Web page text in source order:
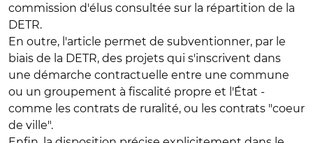
commission d'élus consultée sur la répartition de la
DETR.
En outre, l'article permet de subventionner, par le
biais de la DETR, des projets qui s'inscrivent dans
une démarche contractuelle entre une commune
ou un groupement à fiscalité propre et l'État -
comme les contrats de ruralité, ou les contrats "coeur
de ville".